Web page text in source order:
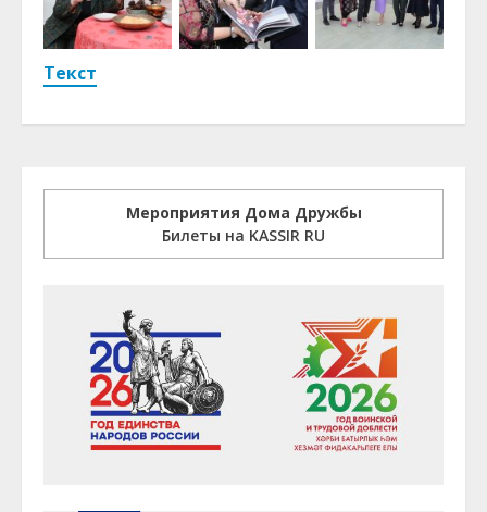
Текст
Мероприятия Дома Дружбы
Билеты на KASSIR RU